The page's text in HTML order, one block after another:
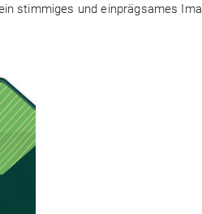
stimmiges und einprägsames